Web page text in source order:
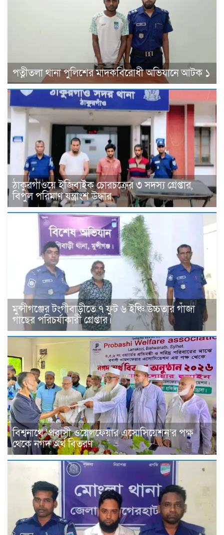
পত্নীতলা থানা পুলিশের মাদকবিরোধী অভিযানে আটক ১
ঠাকুরগাঁওয়ে ইজিবাইক চোরচক্রের ৩ সদস্য গ্রেপ্তার,
বিপুল পরিমাণ যন্ত্রাংশ উদ্ধার ‎
মুন্সীগঞ্জের টংগীবাড়ীতে ৭ ফুট ৬ ইঞ্চি উচ্চতার গাঁজা
গাছের পরিচর্যাকারী গ্রেপ্তার।
বিশ্বনাথে ‘প্রবাসী ওয়েলফেয়ার এসোসিয়েশন’র পক্ষ
থেকে নগদ অর্থ বিতরণ